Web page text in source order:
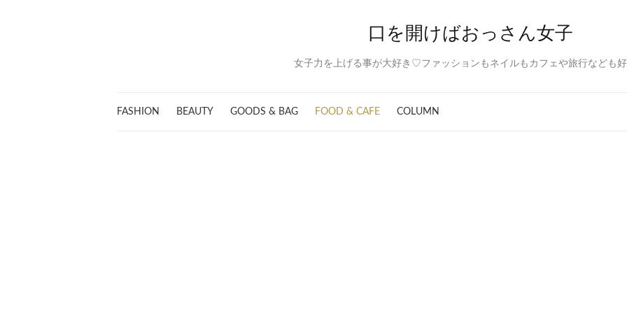
口を開けばおっさん女子
女子力を上げる事が大好き♡ファッションもネイルもカフェや旅行なども好
FASHION BEAUTY GOODS & BAG FOOD & CAFE COLUMN